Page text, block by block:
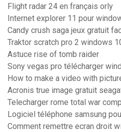
Flight radar 24 en français orly
Internet explorer 11 pour
Candy crush saga jeux gratuit
Traktor scratch pro 2 windows
Astuce rise of tomb raider
Sony vegas pro télécharger
How to make a video with
Acronis true image gratuit
Telecharger rome total war
Logiciel téléphone samsung
Comment remettre ecran droit